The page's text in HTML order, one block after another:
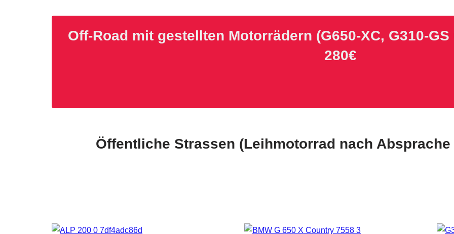
Off-Road mit gestellten Motorrädern (G650-XC, G310-
280€
Öffentliche Strassen (Leihmotorrad nach